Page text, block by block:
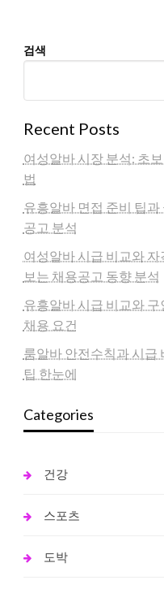
검색
Recent Posts
여성알바 시장 분석: 초
법
유흥알바 면접 준비 팁
공고 분석
여성알바 시급 비교와
보는 채용공고 동향 분석
유흥알바 시급 비교와
채용 요건
룸알바 안전수칙과 시급
팁 한눈에
Categories
건강
스포츠
도박